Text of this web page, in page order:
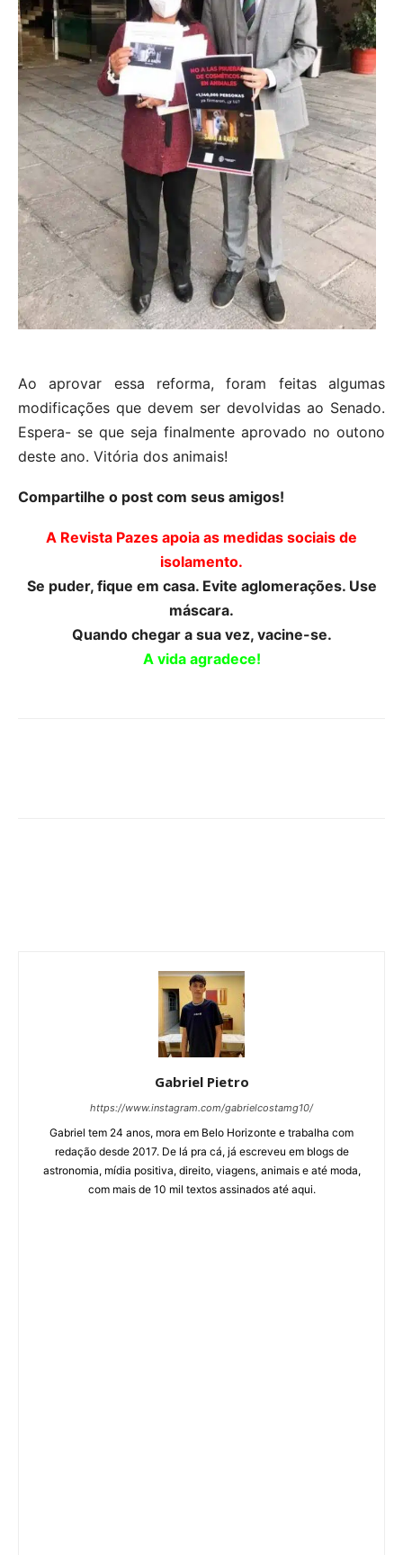
Ao aprovar essa reforma, foram feitas algumas
modificações que devem ser devolvidas ao Senado.
Espera- se que seja finalmente aprovado no outono
deste ano. Vitória dos animais!
Compartilhe o post com seus amigos!
A Revista Pazes apoia as medidas sociais de
isolamento.
Se puder, fique em casa. Evite aglomerações. Use
máscara.
Quando chegar a sua vez, vacine-se.
A vida agradece!
Gabriel Pietro
https://www.instagram.com/gabrielcostamg10/
Gabriel tem 24 anos, mora em Belo Horizonte e trabalha com
redação desde 2017. De lá pra cá, já escreveu em blogs de
astronomia, mídia positiva, direito, viagens, animais e até moda,
com mais de 10 mil textos assinados até aqui.